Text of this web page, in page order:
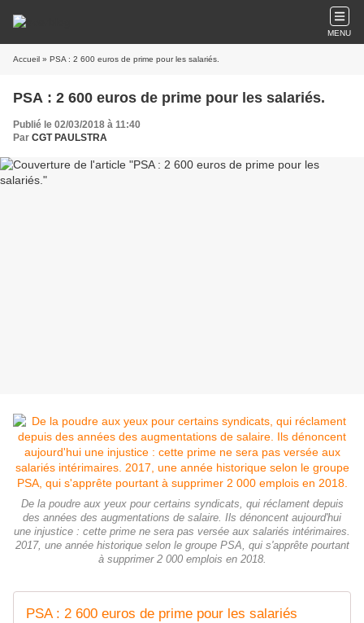
MENU
Accueil » PSA : 2 600 euros de prime pour les salariés.
PSA : 2 600 euros de prime pour les salariés.
Publié le 02/03/2018 à 11:40
Par CGT PAULSTRA
De la poudre aux yeux pour certains syndicats, qui réclament depuis
des années des augmentations de salaire. Ils dénoncent aujourd'hui
une injustice : cette prime ne sera pas versée aux salariés intérimaires.
2017, une année historique selon le groupe PSA, qui s'apprête pourtant
à supprimer 2 000 emplois en 2018.
PSA : 2 600 euros de prime pour les salariés